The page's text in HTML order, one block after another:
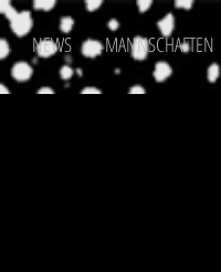
NEWS MANNSCHAFTEN